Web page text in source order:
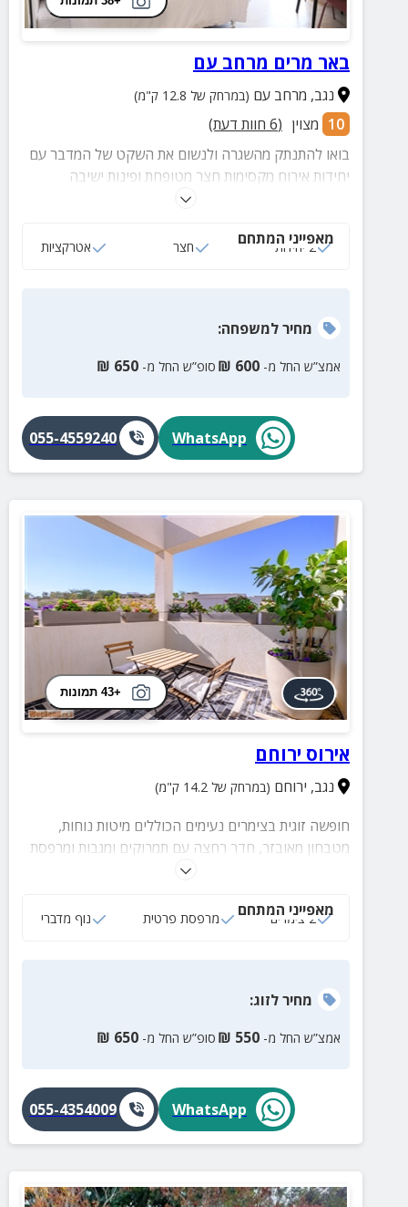
באר מרים מרחב עם
נגב, מרחב עם (במרחק של 12.8 ק"מ)
10 מצוין (
6 חוות דעת)
בואו להתנתק מהשגרה ולנשום את השקט של המדבר עם
יחידות אירוח מקסימות חצר מטופחת ופינות ישיבה
מזמינות, המציעות שילוב מושלם של שלווה ושקט. המקום
מאפייני המתחם
2 יחידות חצר אטרקציות
מחירלמשפחה:
אמצ”ש החל מ- 600
₪ סופ”ש החל מ- 650
₪
WhatsApp
055-4559240
+43 תמונות
אירוס ירוחם
נגב, ירוחם (במרחק של 14.2 ק"מ)
חופשה זוגית בצימרים נעימים הכוללים מיטות נוחות,
מטבחון מאובזר, חדר רחצה עם תמרוקים ומגבות ומרפסת
פרטית ורחבת ידיים עם פינת ישיבה.
מאפייני המתחם
2 צימרים מרפסת פרטית נוף מדברי
מחירלזוג:
אמצ”ש החל מ- 550
₪ סופ”ש החל מ- 650
₪
WhatsApp
055-4354009